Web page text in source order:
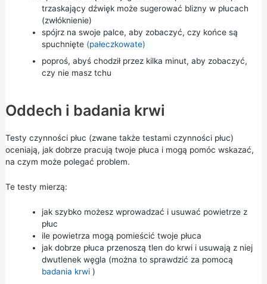
trzaskający dźwięk może sugerować blizny w płucach
(zwłóknienie)
spójrz na swoje palce, aby zobaczyć, czy końce są
spuchnięte (pałeczkowate)
poproś, abyś chodził przez kilka minut, aby zobaczyć,
czy nie masz tchu
Oddech i badania krwi
Testy czynności płuc (zwane także testami czynności płuc)
oceniają, jak dobrze pracują twoje płuca i mogą pomóc wskazać,
na czym może polegać problem.
Te testy mierzą:
jak szybko możesz wprowadzać i usuwać powietrze z
płuc
ile powietrza mogą pomieścić twoje płuca
jak dobrze płuca przenoszą tlen do krwi i usuwają z niej
dwutlenek węgla (można to sprawdzić za pomocą
badania krwi)